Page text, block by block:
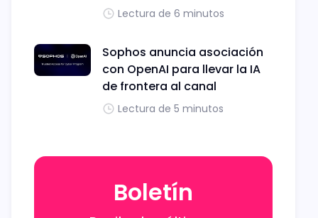
Lectura de 6 minutos
Sophos anuncia asociación
con OpenAI para llevar la IA
de frontera al canal
Lectura de 5 minutos
Boletín